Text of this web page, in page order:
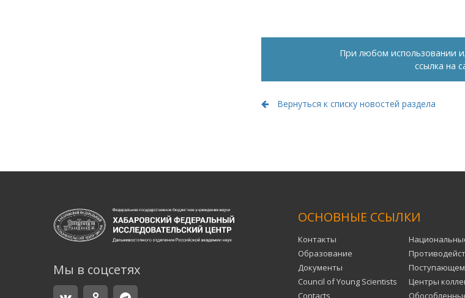
При любом использовании
ссылка на
Вернуться к списку новостей раздела
Мы в соцсетях
ОСНОВНЫЕ ССЫЛКИ
Контакты
Образование
Документы
Council of Young Scientists
Contacts
Центры